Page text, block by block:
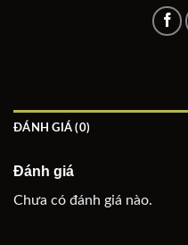
ĐÁNH GIÁ (0)
Đánh giá
Chưa có đánh giá nào.